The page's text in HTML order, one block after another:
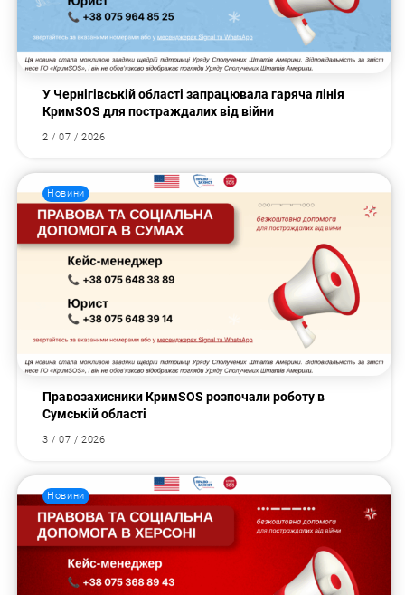
У Чернігівській області запрацювала гаряча лінія
КримSOS для постраждалих від війни
2 / 07 / 2026
Новини
Правозахисники КримSOS розпочали роботу в
Сумській області
3 / 07 / 2026
Новини